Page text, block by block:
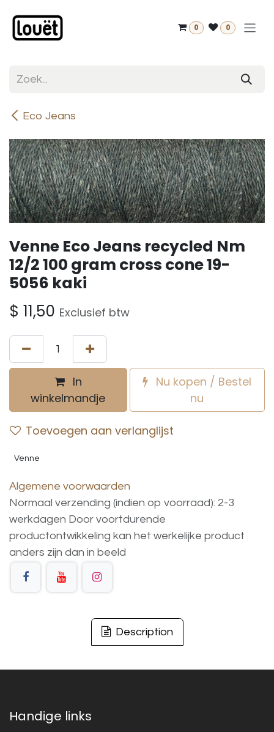
0 0
Eco Jeans
Venne Eco Jeans recycled Nm
12/2 100 gram cross cone 19-
5056 kaki
$ 11,50 Exclusief btw
In
winkelmandje
Nu kopen / Bestel
nu
Toevoegen aan verlanglijst
Venne
Algemene voorwaarden
Normaal verzending (indien op voorraad): 2-3
werkdagen Door voortdurende
productontwikkeling kan het werkelijke product
anders zijn dan in beeld
Description
Handige links